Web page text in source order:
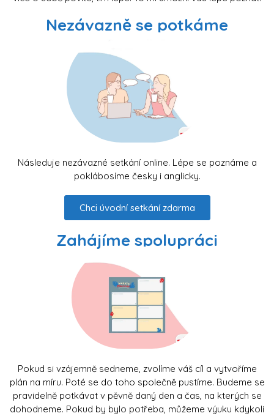
Nezávazně se potkáme
Následuje nezávazné setkání online. Lépe se poznáme a
poklábosíme česky i anglicky.
Chci úvodní setkání zdarma
Zahájíme spolupráci
Pokud si vzájemně sedneme, zvolíme váš cíl a vytvoříme
plán na míru. Poté se do toho společně pustíme. Budeme se
pravidelně potkávat v pěvně daný den a čas, na kterých se
dohodneme. Pokud by bylo potřeba, můžeme výuku kdykoli